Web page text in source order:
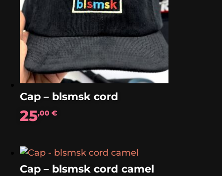
Cap – blsmsk cord
25,00€
Cap – blsmsk cord camel